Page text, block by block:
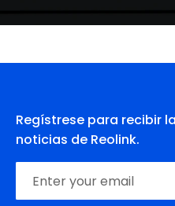
Regístrese para recibir
noticias de Reolink.